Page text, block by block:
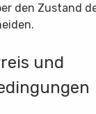
den Zustand
und